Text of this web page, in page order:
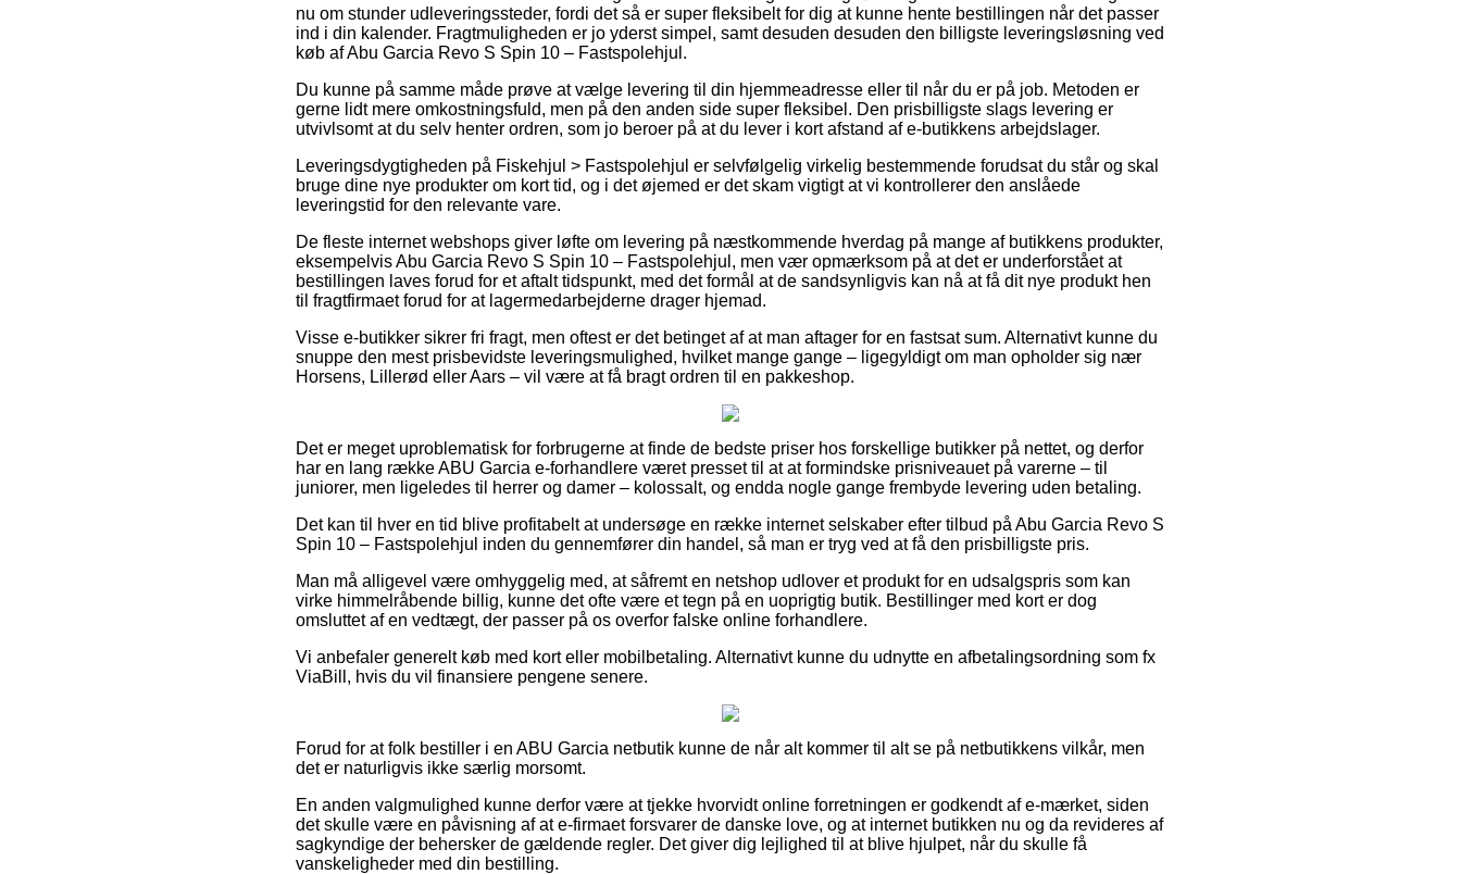
nu om stunder udleveringssteder, fordi det så er super fleksibelt for dig at kunne hente bestillingen når det passer
ind i din kalender. Fragtmuligheden er jo yderst simpel, samt desuden desuden den billigste leveringsløsning ved
køb af Abu Garcia Revo S Spin 10 – Fastspolehjul.
Du kunne på samme måde prøve at vælge levering til din hjemmeadresse eller til når du er på job. Metoden er
gerne lidt mere omkostningsfuld, men på den anden side super fleksibel. Den prisbilligste slags levering er
utvivlsomt at du selv henter ordren, som jo beroer på at du lever i kort afstand af e-butikkens arbejdslager.
Leveringsdygtigheden på Fiskehjul > Fastspolehjul er selvfølgelig virkelig bestemmende forudsat du står og skal
bruge dine nye produkter om kort tid, og i det øjemed er det skam vigtigt at vi kontrollerer den anslåede
leveringstid for den relevante vare.
De fleste internet webshops giver løfte om levering på næstkommende hverdag på mange af butikkens produkter,
eksempelvis Abu Garcia Revo S Spin 10 – Fastspolehjul, men vær opmærksom på at det er underforstået at
bestillingen laves forud for et aftalt tidspunkt, med det formål at de sandsynligvis kan nå at få dit nye produkt hen
til fragtfirmaet forud for at lagermedarbejderne drager hjemad.
Visse e-butikker sikrer fri fragt, men oftest er det betinget af at man aftager for en fastsat sum. Alternativt kunne du
snuppe den mest prisbevidste leveringsmulighed, hvilket mange gange – ligegyldigt om man opholder sig nær
Horsens, Lillerød eller Aars – vil være at få bragt ordren til en pakkeshop.
Det er meget uproblematisk for forbrugerne at finde de bedste priser hos forskellige butikker på nettet, og derfor
har en lang række ABU Garcia e-forhandlere været presset til at at formindske prisniveauet på varerne – til
juniorer, men ligeledes til herrer og damer – kolossalt, og endda nogle gange frembyde levering uden betaling.
Det kan til hver en tid blive profitabelt at undersøge en række internet selskaber efter tilbud på Abu Garcia Revo S
Spin 10 – Fastspolehjul inden du gennemfører din handel, så man er tryg ved at få den prisbilligste pris.
Man må alligevel være omhyggelig med, at såfremt en netshop udlover et produkt for en udsalgspris som kan
virke himmelråbende billig, kunne det ofte være et tegn på en uoprigtig butik. Bestillinger med kort er dog
omsluttet af en vedtægt, der passer på os overfor falske online forhandlere.
Vi anbefaler generelt køb med kort eller mobilbetaling. Alternativt kunne du udnytte en afbetalingsordning som fx
ViaBill, hvis du vil finansiere pengene senere.
Forud for at folk bestiller i en ABU Garcia netbutik kunne de når alt kommer til alt se på netbutikkens vilkår, men
det er naturligvis ikke særlig morsomt.
En anden valgmulighed kunne derfor være at tjekke hvorvidt online forretningen er godkendt af e-mærket, siden
det skulle være en påvisning af at e-firmaet forsvarer de danske love, og at internet butikken nu og da revideres af
sagkyndige der behersker de gældende regler. Det giver dig lejlighed til at blive hjulpet, når du skulle få
vanskeligheder med din bestilling.